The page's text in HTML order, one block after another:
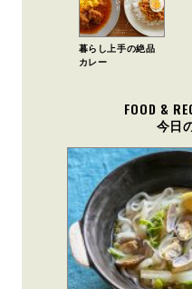
暮らし上手の絶品
カレー
FOOD &
今日